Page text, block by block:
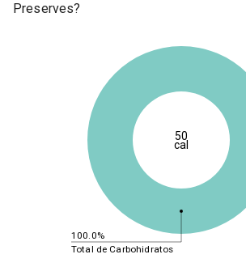
Preserves?
100.0%
Total de Carbohidratos
50
cal